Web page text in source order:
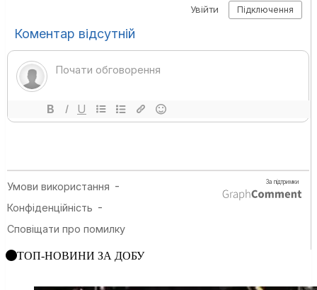
ТОП-НОВИНИ ЗА ДОБУ